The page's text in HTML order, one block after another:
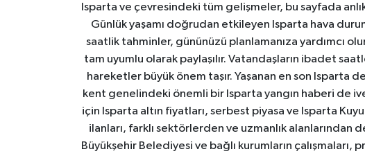
Isparta ve çevresindeki tüm gelişmeler, bu sayfada
Günlük yaşamı doğrudan etkileyen Isparta hava
saatlik tahminler, gününüzü planlamanıza yardımcı
tam uyumlu olarak paylaşılır. Vatandaşların ibadet
hareketler büyük önem taşır. Yaşanan en son Isparta
kent genelindeki önemli bir Isparta yangın haberi de
için Isparta altın fiyatları, serbest piyasa ve Isparta
ilanları, farklı sektörlerden ve uzmanlık alanlarından
Büyükşehir Belediyesi ve bağlı kurumların